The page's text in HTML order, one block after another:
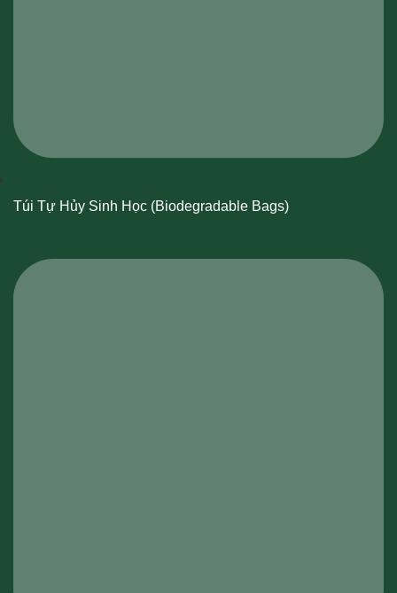
Túi Tự Hủy Sinh Học (Biodegradable Bags)